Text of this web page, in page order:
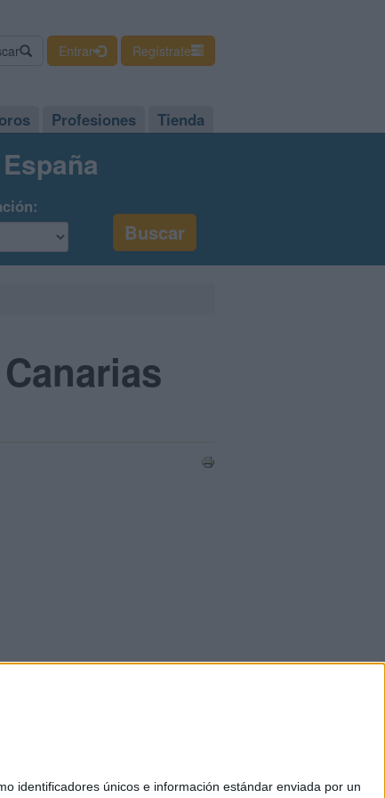
identificadores únicos e información estándar enviada por un
Entrar Regístrate
Profesiones Tienda